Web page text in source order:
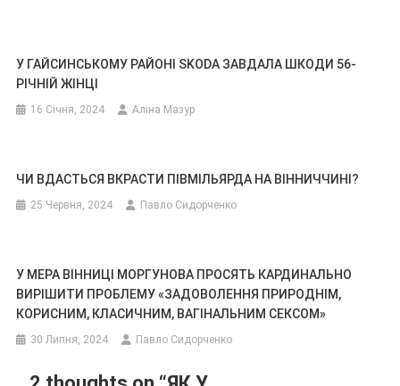
У ГАЙСИНСЬКОМУ РАЙОНІ SKODA ЗАВДАЛА ШКОДИ 56-
РІЧНІЙ ЖІНЦІ
16 Січня, 2024 Аліна Мазур
ЧИ ВДАСТЬСЯ ВКРАСТИ ПІВМІЛЬЯРДА НА ВІННИЧЧИНІ?
25 Червня, 2024 Павло Сидорченко
У МЕРА ВІННИЦІ МОРГУНОВА ПРОСЯТЬ КАРДИНАЛЬНО
ВИРІШИТИ ПРОБЛЕМУ «ЗАДОВОЛЕННЯ ПРИРОДНІМ,
КОРИСНИМ, КЛАСИЧНИМ, ВАГІНАЛЬНИМ СЕКСОМ»
30 Липня, 2024 Павло Сидорченко